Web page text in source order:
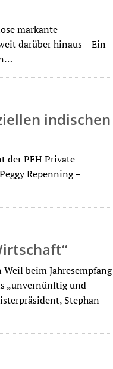
markante
darüber hinaus – Ein
indischen
der PFH Private
Repenning –
beim Jahresempfang
„unvernünftig und
Stephan